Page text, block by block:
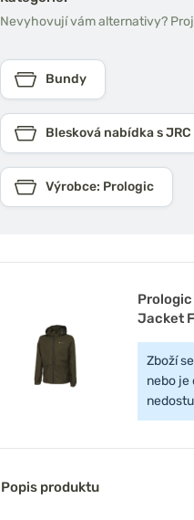
Nevyhovují vám alternativy?
Bundy
Blesková nabídka s
Výrobce: Prologic
Jacket
Zboží
nebo je
Popis produktu